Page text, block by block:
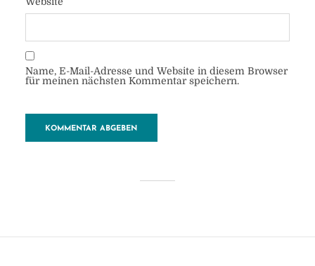
vonHeide 18. Oktober 2018
1 Minuten zu lesen
Name, E-Mail-Adresse und Website in diesem Browser
für meinen nächsten Kommentar speichern.